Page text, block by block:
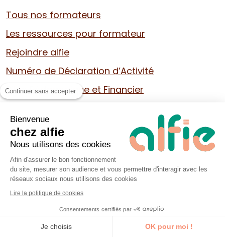
Tous nos formateurs
Les ressources pour formateur
Rejoindre alfie
Numéro de Déclaration d’Activité
Bilan Pédagogique et Financier
Connaître alfie
Découvrir l’équipe
Contacter alfie
Certificat QUALIOPI
Suggestion d’améliorations
Continuer sans accepter
Bienvenue
chez alfie
Nous utilisons des cookies
Afin d'assurer le bon fonctionnement
du site, mesurer son audience et vous permettre d'interagir avec les
réseaux sociaux nous utilisons des cookies
Lire la politique de cookies
Consentements certifiés par
Je choisis OK pour moi !